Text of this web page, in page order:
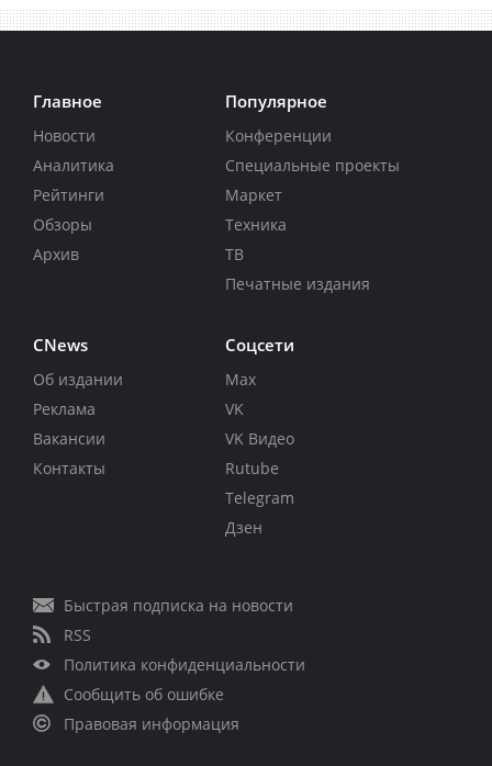
Главное
Новости
Аналитика
Рейтинги
Обзоры
Архив
Популярное
Конференции
Специальные проекты
Маркет
Техника
ТВ
Печатные издания
CNews
Об издании
Реклама
Вакансии
Контакты
Соцсети
Max
VK
VK Видео
Rutube
Telegram
Дзен
Быстрая подписка на новости
RSS
Политика конфиденциальности
Сообщить об ошибке
Правовая информация